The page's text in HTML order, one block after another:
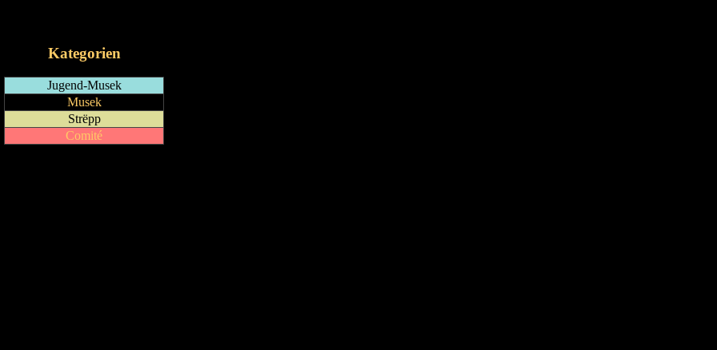
Kategorien
Jugend-Musek
Musek
Strëpp
Comité